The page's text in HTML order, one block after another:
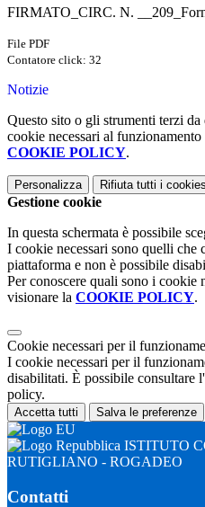
FIRMATO_CIRC. N.
File PDF
Contatore click: 32
Notizie
Questo sito o gli strumenti terzi
cookie necessari al
COOKIE POLICY.
Personalizza Rifiuta tutti i cookies
Gestione cookie
In questa schermata è possibile
I cookie necessari sono quelli che
piattaforma e non è possibile
Per conoscere quali sono i cookie
visionare la COOKIE POLICY.
Cookie necessari per il
I cookie necessari per il
disabilitati. È possibile consultare
policy.
Accetta tutti Salva le preferenze
ISTITUTO
RUTIGLIANO - ROGADEO
Contatti